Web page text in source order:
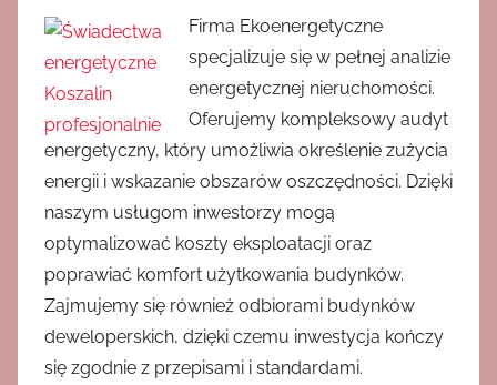
Firma Ekoenergetyczne
specjalizuje się w pełnej analizie
energetycznej nieruchomości.
Oferujemy kompleksowy audyt
energetyczny, który umożliwia określenie zużycia
energii i wskazanie obszarów oszczędności. Dzięki
naszym usługom inwestorzy mogą
optymalizować koszty eksploatacji oraz
poprawiać komfort użytkowania budynków.
Zajmujemy się również odbiorami budynków
deweloperskich, dzięki czemu inwestycja kończy
się zgodnie z przepisami i standardami.